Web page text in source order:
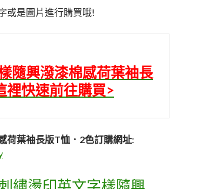
或是圖片進行購買哦!
隨興潑漆棉感荷葉袖長
裡快速前往購買>
荷葉袖長版T恤．2色訂購網址:
燙印英文字樣隨興